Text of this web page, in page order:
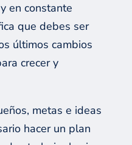
en constante
que debes ser
últimos cambios
crecer y
metas e ideas
hacer un plan